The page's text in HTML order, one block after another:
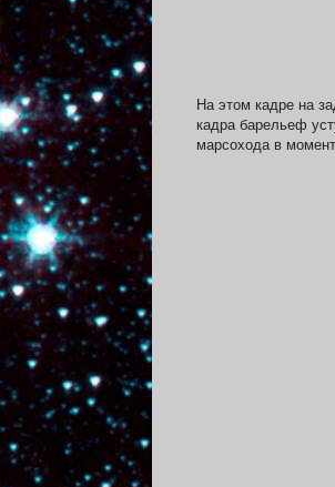
На этом кадре на
кадра барельеф
марсохода в